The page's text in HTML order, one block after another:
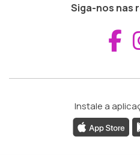
Siga-nos nas
Instale a